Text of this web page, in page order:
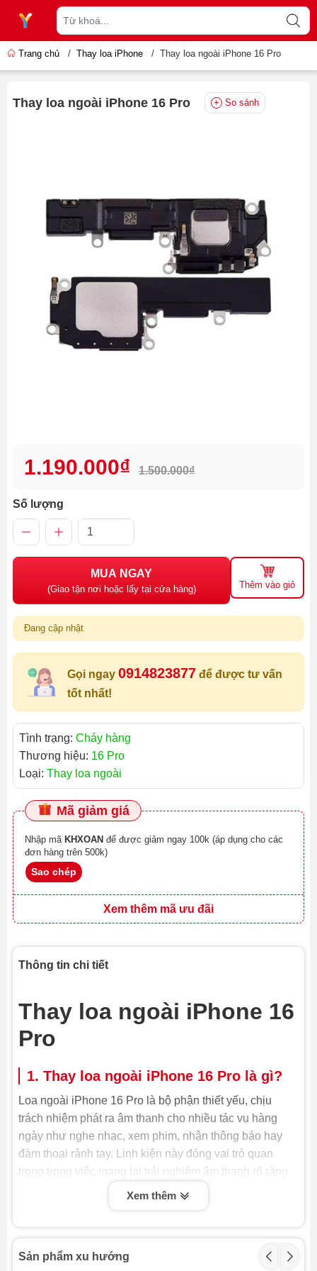
Trang chủ / Thay loa iPhone / Thay loa ngoài iPhone 16 Pro
Thay loa ngoài iPhone 16 Pro So sánh
1.190.000₫ 1.500.000₫
Số lượng
MUA NGAY
(Giao tận nơi hoặc lấy tại cửa hàng) Thêm vào giỏ
Đang cập nhật
Gọi ngay 0914823877 để được tư vấn
tốt nhất!
Tình trạng: Cháy hàng
Thương hiệu: 16 Pro
Loại: Thay loa ngoài
Mã giảm giá
Nhập mã KHXOAN
đơn hàng trên 500k)
Sao chép
Xem thêm mã ưu đãi
Thông tin chi tiết
Thay loa ngoài iPhone 16
Pro
1. Thay loa ngoài iPhone 16 Pro là gì?
Loa ngoài iPhone 16 Pro là bộ phận thiết yếu, chịu
trách nhiệm phát ra âm thanh cho nhiều tác vụ hàng
ngày như nghe nhạc, xem phim, nhận thông báo hay
đàm thoại rảnh tay. Linh kiện này đóng vai trò quan
trọng trong việc mang lại trải nghiệm âm thanh rõ ràng
và sống động. Khi loa ngoài bị hỏng, âm thanh có thể
trở nên nhỏ, rè hoặc thậm chí mất hẳn, buộc bạn phải
tìm dịch vụ thay loa ngoài iPhone 16 Pro để khôi phục
lại chức năng này. Việc thay loa ngoài iPhone kịp thời
sẽ giúp bạn lấy lại được trải nghiệm âm thanh tốt nhất
Xem thêm
Sản phẩm xu hướng